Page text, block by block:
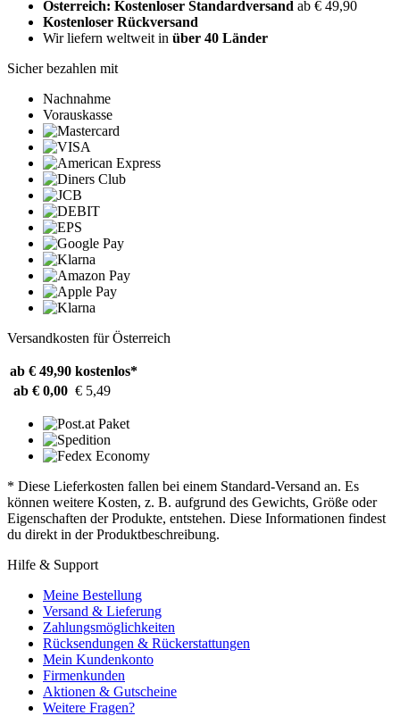
Österreich: Kostenloser Standardversand ab € 49,90
Kostenloser Rückversand
Wir liefern weltweit in über 40 Länder
Sicher bezahlen mit
Nachnahme
Vorauskasse
Versandkosten für Österreich
ab € 49,90 kostenlos*
ab € 0,00 € 5,49
* Diese Lieferkosten fallen bei einem Standard-Versand an. Es
können weitere Kosten, z. B. aufgrund des Gewichts, Größe oder
Eigenschaften der Produkte, entstehen. Diese Informationen findest
du direkt in der Produktbeschreibung.
Hilfe & Support
Meine Bestellung
Versand & Lieferung
Zahlungsmöglichkeiten
Rücksendungen & Rückerstattungen
Mein Kundenkonto
Firmenkunden
Aktionen & Gutscheine
Weitere Fragen?